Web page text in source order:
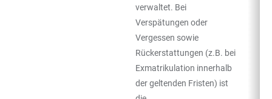
verwaltet. Bei
Verspätungen oder
Vergessen sowie
Rückerstattungen (z.B. bei
Exmatrikulation innerhalb
der geltenden Fristen) ist